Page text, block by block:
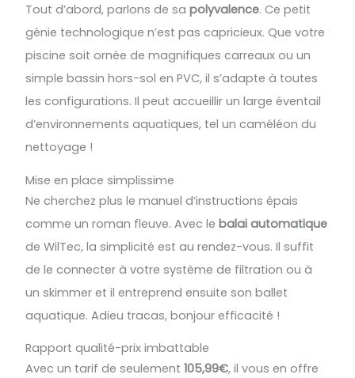
Tout d’abord, parlons de sapolyvalence. Ce petit
génie technologique n’est pas capricieux. Que votre
piscine soit ornée de magnifiques carreaux ou un
simple bassin hors-sol en PVC, il s’adapte à toutes
les configurations. Il peut accueillir un large éventail
d’environnements aquatiques, tel un caméléon du
nettoyage !
Mise en place simplissime
Ne cherchez plus le manuel d’instructions épais
comme un roman fleuve. Avec lebalai automatique
de WilTec, la simplicité est au rendez-vous. Il suffit
de le connecter à votre système de filtration ou à
un skimmer et il entreprend ensuite son ballet
aquatique. Adieu tracas, bonjour efficacité !
Rapport qualité-prix imbattable
Avec un tarif de seulement105,99€, il vous en offre